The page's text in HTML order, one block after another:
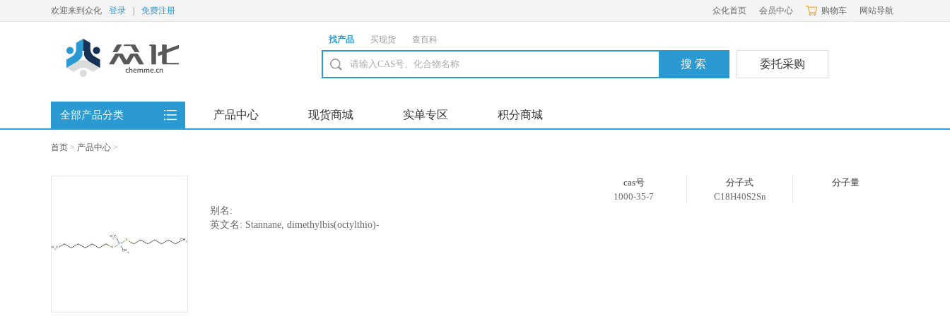
欢迎来到众化 登录 免费注册 众化首页 会员中心 购物车 网站导航
找产品 买现货 查百科
委托采购
全部产品分类 产品中心 现货商城 实单专区 积分商城
首页 > 产品中心 >
别名:
英文名: Stannane, dimethylbis(octylthio)-
cas号
1000-35-7
分子式
C18H40S2Sn
分子量